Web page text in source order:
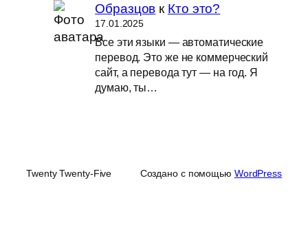
Образцов к Кто это?
17.01.2025
Все эти языки — автоматические
перевод. Это же не коммерческий
сайт, а перевода тут — на год. Я
думаю, ты…
Twenty Twenty-Five Создано с помощью WordPress